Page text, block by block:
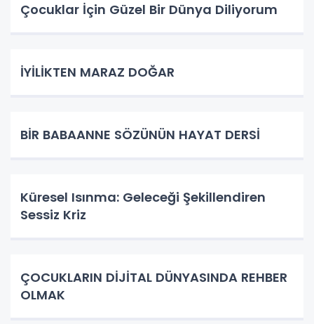
Çocuklar İçin Güzel Bir Dünya Diliyorum
İYİLİKTEN MARAZ DOĞAR
BİR BABAANNE SÖZÜNÜN HAYAT DERSİ
Küresel Isınma: Geleceği Şekillendiren
Sessiz Kriz
ÇOCUKLARIN DİJİTAL DÜNYASINDA REHBER
OLMAK